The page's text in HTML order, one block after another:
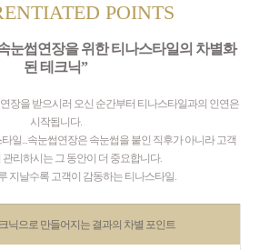
POINTS
눈썹연장을 위한 티나스타일의 차별화
된 테크닉”
장을 받으시러 오신 순간부터 티나스타일과의 인연은
시작됩니다.
일...속눈썹연장은 속눈썹을 붙인 직후가 아니라 고객
관리하시는 그 동안이 더 중요합니다.
지날수록 고객이 감동하는 티나스타일.
닉으로 만들어지는 결과의 차별 포인트